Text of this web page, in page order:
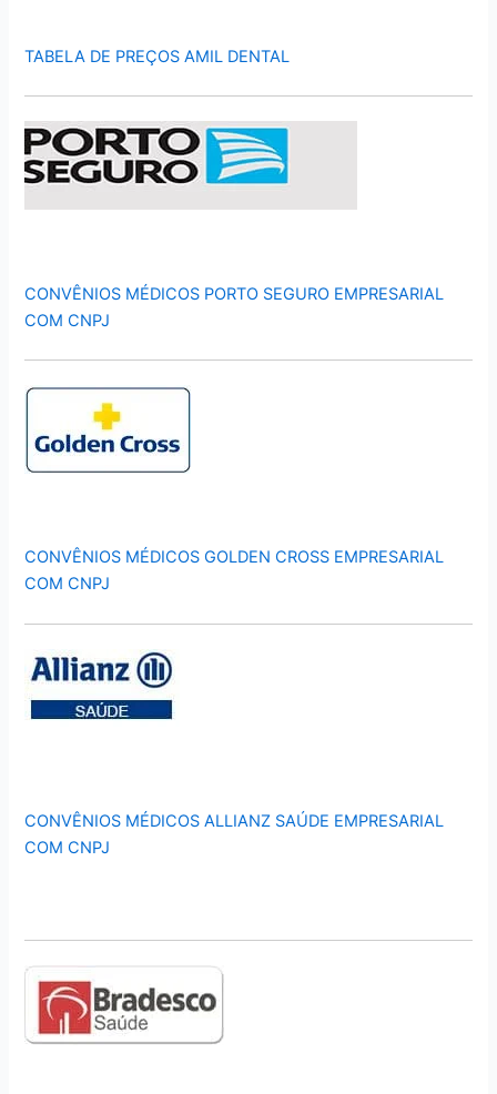
TABELA DE PREÇOS AMIL DENTAL
CONVÊNIOS MÉDICOS PORTO SEGURO EMPRESARIAL
COM CNPJ
CONVÊNIOS MÉDICOS GOLDEN CROSS EMPRESARIAL
COM CNPJ
CONVÊNIOS MÉDICOS ALLIANZ SAÚDE EMPRESARIAL
COM CNPJ